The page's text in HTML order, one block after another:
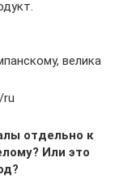
велика
ru
отдельно к
Или это